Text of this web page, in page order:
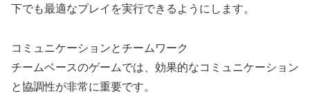
下でも最適なプレイを実行できるようにします。
コミュニケーションとチームワーク
チームベースのゲームでは、効果的なコミュニケーション
と協調性が非常に重要です。